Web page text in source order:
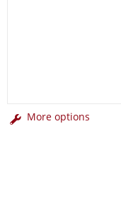
More options